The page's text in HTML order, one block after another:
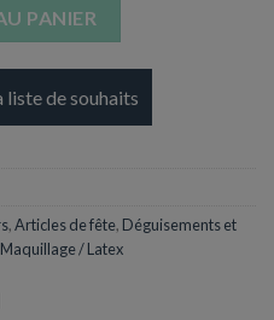
PANIER
liste de souhaits
,Articles de fête, Déguisements et
Maquillage / Latex